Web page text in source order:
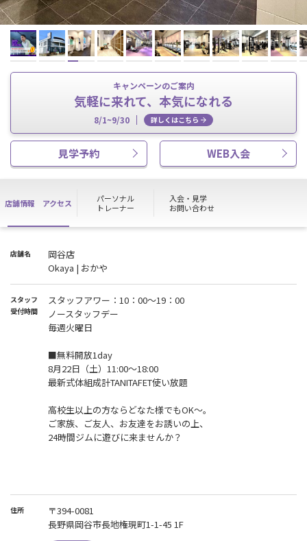
キャンペーンのご案内
気軽に来れて、本気になれる
8/1~9/30 詳しくはこちら
見学予約 WEB入会
店舗情報 アクセス
パーソナル
トレーナー
入会・見学
お問い合わせ
店舗名
岡谷店
Okaya | おかや
スタッフ
受付時間
スタッフアワー：10：00～19：00
ノースタッフデー
毎週火曜日
■無料開放1day
8月22日（土）11:00～18:00
最新式体組成計TANITAFET使い放題
高校生以上の方ならどなた様でもOK～。
ご家族、ご友人、お友達をお誘いの上、
24時間ジムに遊びに来ませんか？
住所
〒394-0081
長野県岡谷市長地権現町1-1-45 1F